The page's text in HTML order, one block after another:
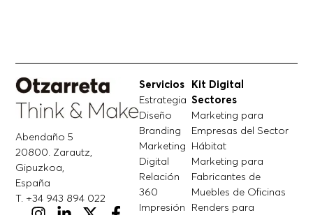
Abendaño 5
20800. Zarautz,
Gipuzkoa,
España
T. +34 943 894 022
Servicios
Estrategia
Diseño
Branding
Marketing
Digital
Relación
360
Impresión
Kit Digital
Sectores
Marketing para
Empresas del Sector
Hábitat
Marketing para
Fabricantes de
Muebles de Oficinas
Renders para